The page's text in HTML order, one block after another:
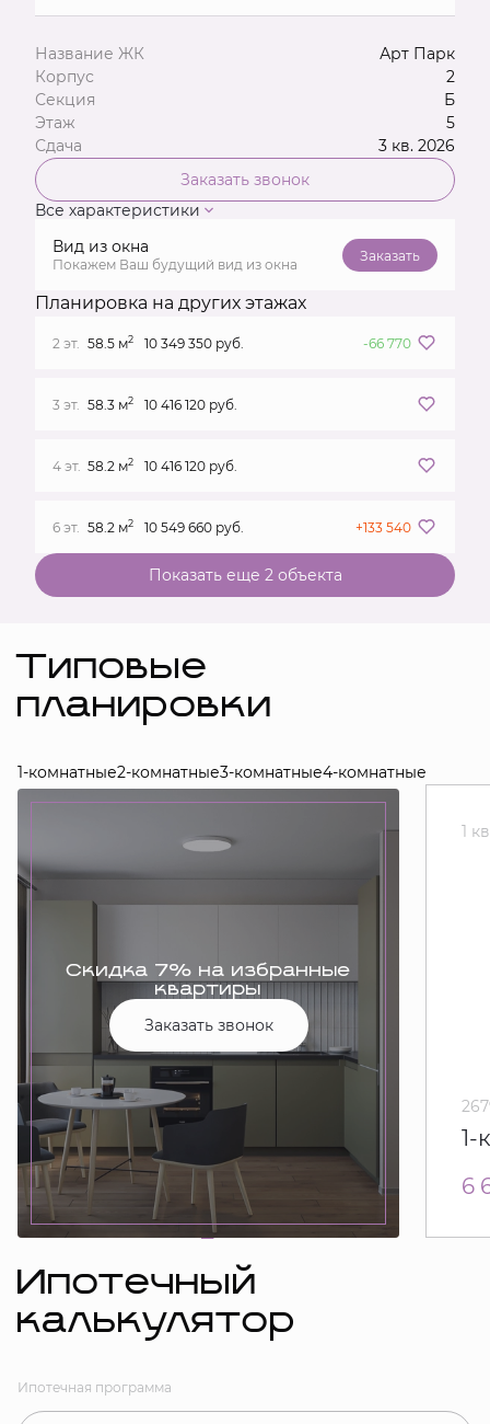
Название ЖК
Арт Парк
Корпус
2
Секция
Б
Этаж
5
Сдача
3 кв. 2026
Заказать звонок
Все характеристики
Вид из окна
Покажем Ваш будущий вид из окна
Заказать
Планировка на других этажах
2 эт. 58.5 м2 10 349 350 руб. -66 770
3 эт. 58.3 м2 10 416 120 руб.
4 эт. 58.2 м2 10 416 120 руб.
6 эт. 58.2 м2 10 549 660 руб. +133 540
Показать еще 2 объектa
Типовые
планировки
1-комнатные2-комнатные3-комнатные4-комнатные
Скидка 7% на избранные
квартиры
Заказать звонок
1
1-
6
Ипотечный
калькулятор
Ипотечная программа